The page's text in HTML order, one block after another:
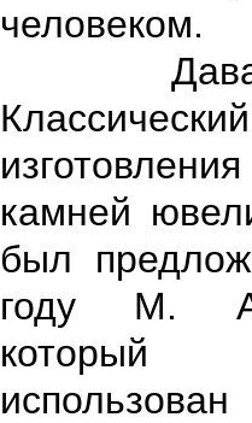
человеком.
камней
был
году М.
который